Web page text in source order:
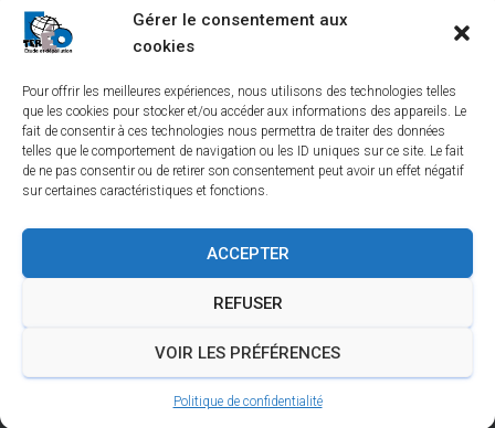
Gérer le consentement aux
cookies
Pour offrir les meilleures expériences, nous utilisons des technologies telles
que les cookies pour stocker et/ou accéder aux informations des appareils. Le
fait de consentir à ces technologies nous permettra de traiter des données
telles que le comportement de navigation ou les ID uniques sur ce site. Le fait
de ne pas consentir ou de retirer son consentement peut avoir un effet négatif
sur certaines caractéristiques et fonctions.
ACCEPTER
REFUSER
VOIR LES PRÉFÉRENCES
Politique de confidentialité
Bureau d’études en environnement, spécialisé en études de
pollution. Entreprise indépendante créée en 2003, TEREO
implantations dans le Sud-Ouest, le Centre et le Sud-Est.